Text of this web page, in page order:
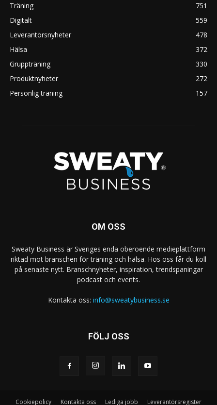
Träning
751
Digitalt
559
Leverantörsnyheter
478
Hälsa
372
Gruppträning
330
Produktnyheter
272
Personlig träning
157
OM OSS
Sweaty Business är Sveriges enda oberoende medieplattform
riktad mot branschen för träning och hälsa. Hos oss får du koll
på senaste nytt. Branschnyheter, inspiration, trendspaningar
podcast och events.
Kontakta oss: info@sweatybusiness.se
FÖLJ OSS
Cookiepolicy Kontakta oss Lediga jobb Leverantörsregister